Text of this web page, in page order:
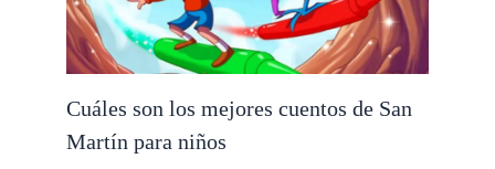
Cuáles son los mejores cuentos de San
Martín para niños